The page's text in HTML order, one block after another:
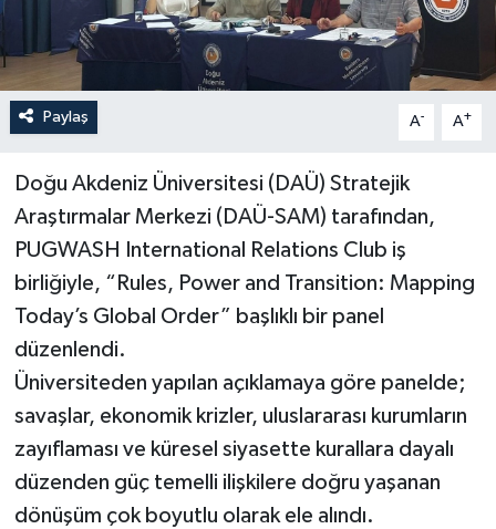
Paylaş A- A+
Doğu Akdeniz Üniversitesi (DAÜ) Stratejik
Araştırmalar Merkezi (DAÜ-SAM) tarafından,
PUGWASH International Relations Club iş
birliğiyle, “Rules, Power and Transition: Mapping
Today’s Global Order” başlıklı bir panel
düzenlendi.
Üniversiteden yapılan açıklamaya göre panelde;
savaşlar, ekonomik krizler, uluslararası kurumların
zayıflaması ve küresel siyasette kurallara dayalı
düzenden güç temelli ilişkilere doğru yaşanan
dönüşüm çok boyutlu olarak ele alındı.